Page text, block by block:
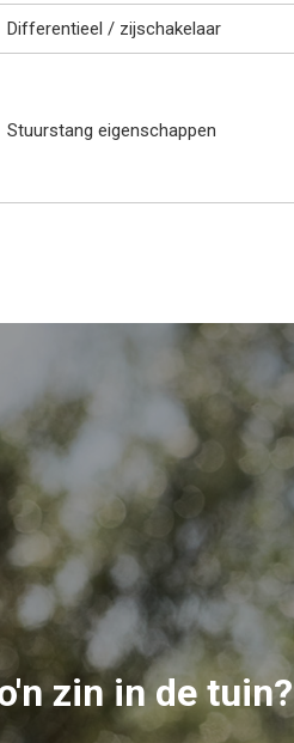
Differentieel / zijschakelaar
Stuurstang eigenschappen
zin in de tuin?